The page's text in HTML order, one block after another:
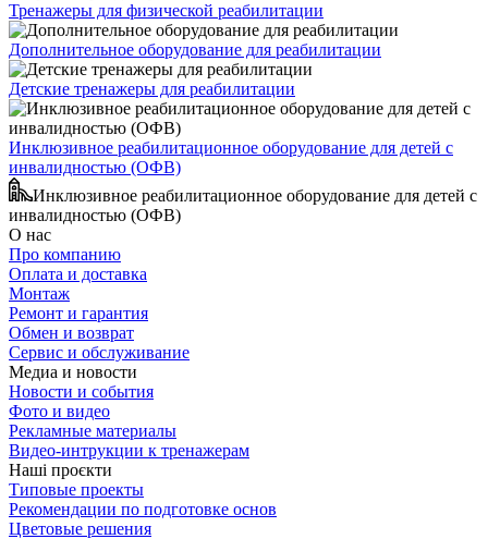
Тренажеры для физической реабилитации
Дополнительное оборудование для реабилитации
Детские тренажеры для реабилитации
Инклюзивное реабилитационное оборудование для детей с
инвалидностью (ОФВ)
Инклюзивное реабилитационное оборудование для детей с
инвалидностью (ОФВ)
О нас
Про компанию
Оплата и доставка
Монтаж
Ремонт и гарантия
Обмен и возврат
Сервис и обслуживание
Медиа и новости
Новости и события
Фото и видео
Рекламные материалы
Видео-интрукции к тренажерам
Наші проєкти
Типовые проекты
Рекомендации по подготовке основ
Цветовые решения